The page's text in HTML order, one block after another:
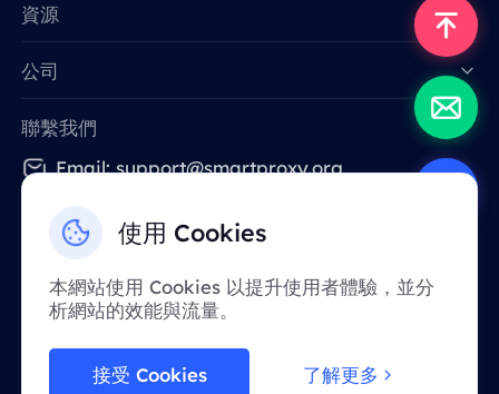
使用 Cookies
本網站使用 Cookies 以提升使用者體驗，並分
析網站的效能與流量。
接受 Cookies 了解更多
資源
公司
聯繫我們
Email: support@smartproxy.org
供。 感謝您的體諒！